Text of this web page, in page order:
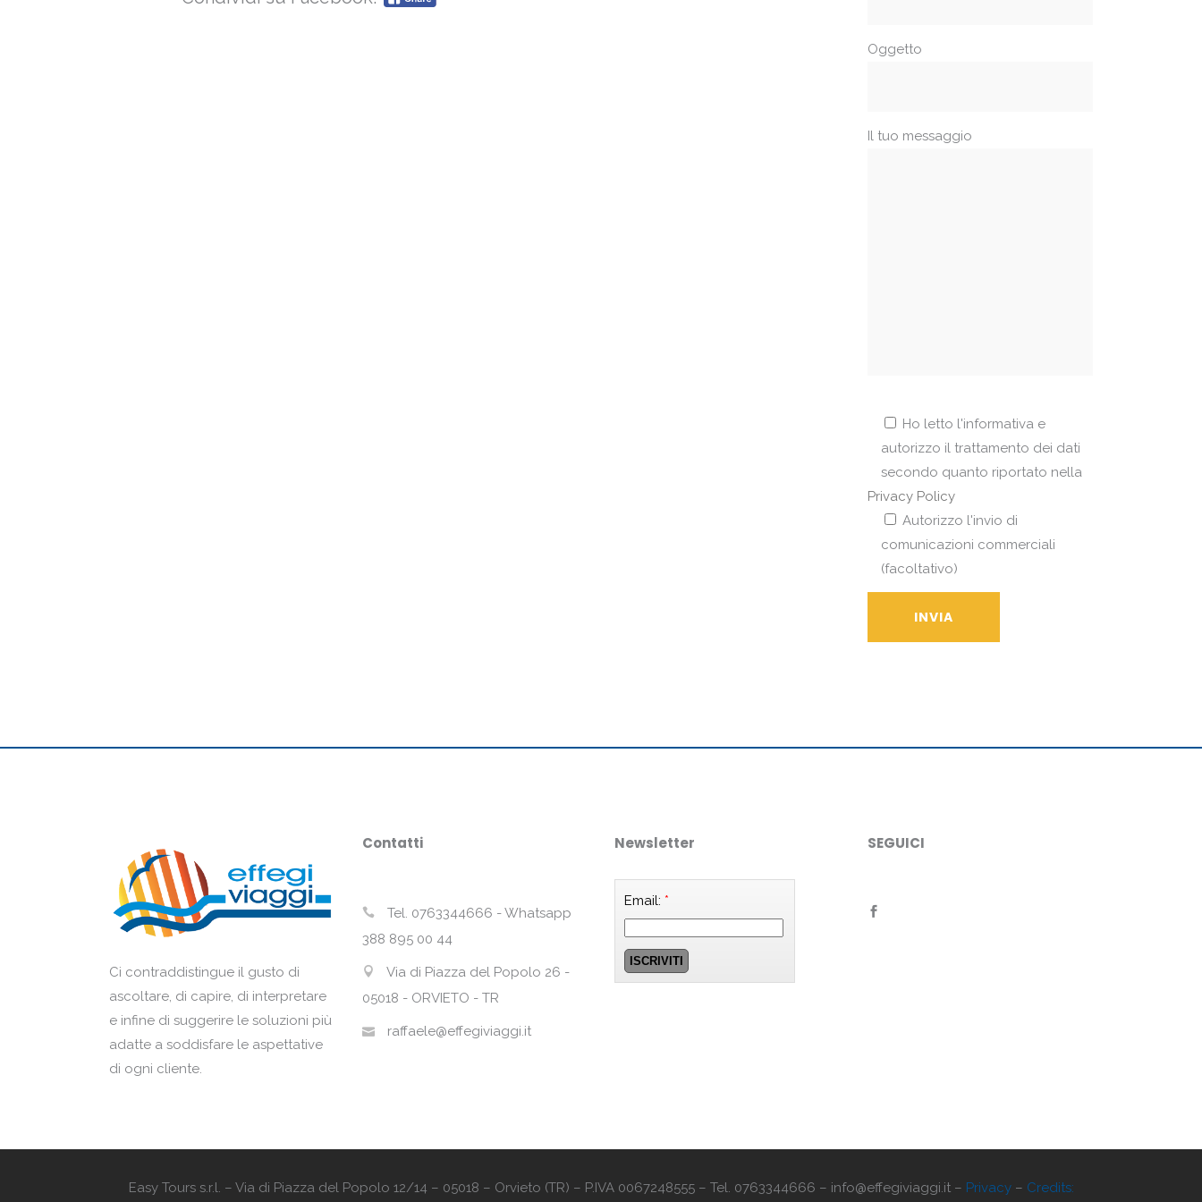
Oggetto
Il tuo messaggio
Ho letto l'informativa e
autorizzo il trattamento dei dati
secondo quanto riportato nella
Privacy Policy
Autorizzo l'invio di
comunicazioni commerciali
(facoltativo)
Ci contraddistingue il gusto di
ascoltare, di capire, di interpretare
e infine di suggerire le soluzioni più
adatte a soddisfare le aspettative
di ogni cliente.
Contatti
Tel. 0763344666 - Whatsapp
388 895 00 44
Via di Piazza del Popolo 26 -
05018 - ORVIETO - TR
raffaele@effegiviaggi.it
Newsletter
Email: *
SEGUICI
Easy Tours s.r.l. – Via di Piazza del Popolo 12/14 – 05018 – Orvieto (TR) – P.IVA 0067248555 – Tel. 0763344666 – info@effegiviaggi.it – Privacy– Credits: